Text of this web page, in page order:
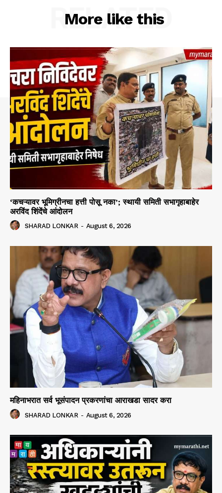
More like this
RELATED
‘कचऱ्यावर भूमिग्रीनचा हत्ती पोसू नका’; स्थायी समिती सभागृहाबाहेर
अरविंद शिंदेंचे आंदोलन
SHARAD LONKAR - August 6, 2026
महिनाभरात सर्व भूसंपादन प्रकरणांचा आराखडा सादर करा
SHARAD LONKAR - August 6, 2026